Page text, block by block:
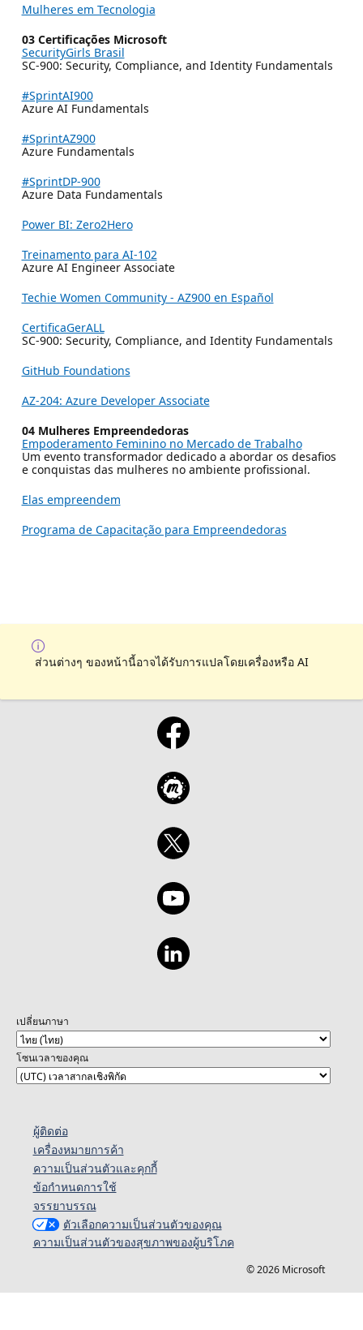
Mulheres em Tecnologia
03 Certificações Microsoft
SecurityGirls Brasil
SC-900: Security, Compliance, and Identity Fundamentals
#SprintAI900
Azure AI Fundamentals
#SprintAZ900
Azure Fundamentals
#SprintDP-900
Azure Data Fundamentals
Power BI: Zero2Hero
Treinamento para AI-102
Azure AI Engineer Associate
Techie Women Community - AZ900 en Español
CertificaGerALL
SC-900: Security, Compliance, and Identity Fundamentals
GitHub Foundations
AZ-204: Azure Developer Associate
04 Mulheres Empreendedoras
Empoderamento Feminino no Mercado de Trabalho
Um evento transformador dedicado a abordar os desafios
e conquistas das mulheres no ambiente profissional.
Elas empreendem
Programa de Capacitação para Empreendedoras
ส่วนต่างๆ ของหน้านี้อาจได้รับการแปลโดยเครื่องหรือ AI
เปลี่ยนภาษา
โซนเวลาของคุณ
ผู้ติดต่อ
เครื่องหมายการค้า
ความเป็นส่วนตัวและคุกกี้
ข้อกำหนดการใช้
จรรยาบรรณ
ตัวเลือกความเป็นส่วนตัวของคุณ
ความเป็นส่วนตัวของสุขภาพของผู้บริโภค
© 2026 Microsoft